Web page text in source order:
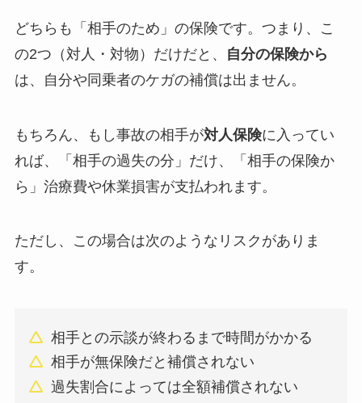
どちらも「相手のため」の保険です。つまり、こ
の2つ（対人・対物）だけだと、
自分の保険から
は、自分や同乗者のケガの補償は出ません。
もちろん、もし事故の相手が対人保険に入ってい
れば、「相手の過失の分」だけ、「相手の保険か
ら」治療費や休業損害が支払われます。
ただし、この場合は次のようなリスクがありま
す。
相手との示談が終わるまで時間がかかる
相手が無保険だと補償されない
過失割合によっては全額補償されない